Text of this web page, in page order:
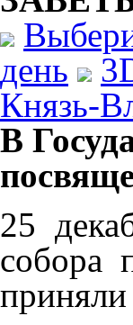
день
Князь-
В
25
собора